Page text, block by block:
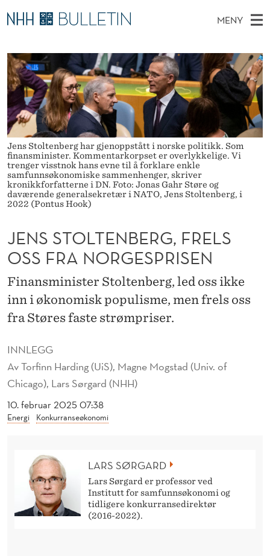
J
E
N
S
S
T
O
L
T
E
B
E
R
G
F
R
E
MENY
O
V
E
D
M
E
N
Y
Ø
K
I
N
E
T
T
S
T
E
D
E
T
Stipendiater og nye forskerprofiler
Disputaser
Ekspertutvalg
Om Bulletin
Jens Stoltenberg har gjenoppstått i norske politikk. Som
finansminister. Kommentarkorpset er overlykkelige. Vi
trenger visstnok hans evne til å forklare enkle
samfunnsøkonomiske sammenhenger, skriver
kronikkforfatterne i DN. Foto: Jonas Gahr Støre og
daværende generalsekretær i NATO, Jens Stoltenberg, i
2022 (Pontus Hook)
INNLEGG
AvTorfinn Harding (UiS), Magne Mogstad (Univ. of
Chicago), Lars Sørgard (NHH)
10. februar 2025 07:38
Energi Konkurranseøkonomi
JENS STOLTENBERG, FRELS
OSS FRA NORGESPRISEN
Finansminister Stoltenberg, led oss ikke
inn i økonomisk populisme, men frels oss
fra Støres faste strømpriser.
LARS SØRGARD
Lars Sørgard er professor ved
Institutt for samfunnsøkonomi og
tidligere konkurransedirektør
(2016-2022).